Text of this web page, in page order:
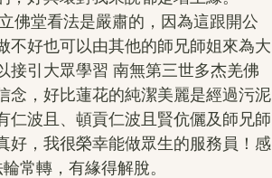
佛堂看法是嚴肅的，因為這跟開公
不好也可以由其他的師兄師姐來為大
接引大眾學習 南無第三世多杰羌佛
念，好比蓮花的純潔美麗是經過污泥
仁波且、頓貢仁波且賢伉儷及師兄師
好，我很榮幸能做眾生的服務員！感
常轉，有緣得解脫。